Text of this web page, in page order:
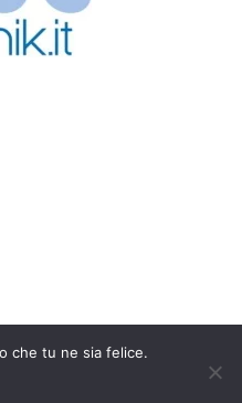
che tu ne sia felice.